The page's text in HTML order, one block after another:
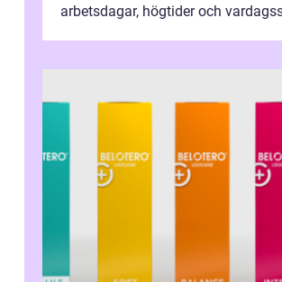
arbetsdagar, högtider och